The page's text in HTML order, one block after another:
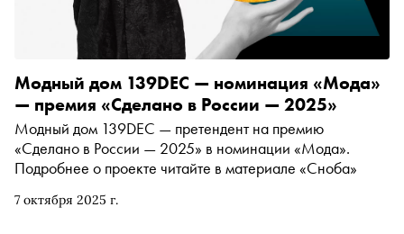
7 октября 2025 г.
Модный дом 139DEC — номинация «Мода»
— премия «Сделано в России — 2025»
Модный дом 139DEC — претендент на премию
«Сделано в России — 2025» в номинации «Мода».
Подробнее о проекте читайте в материале «Сноба»